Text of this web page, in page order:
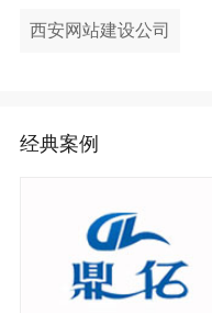
西安网站建设公司
经典案例